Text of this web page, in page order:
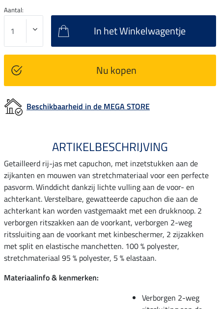
Aantal:
In het Winkelwagentje
Nu kopen
Beschikbaarheid in de MEGA STORE
ARTIKELBESCHRIJVING
Getailleerd rij-jas met capuchon, met inzetstukken aan de
zijkanten en mouwen van stretchmateriaal voor een perfecte
pasvorm. Winddicht dankzij lichte vulling aan de voor- en
achterkant. Verstelbare, gewatteerde capuchon die aan de
achterkant kan worden vastgemaakt met een drukknoop. 2
verborgen ritszakken aan de voorkant, verborgen 2-weg
ritssluiting aan de voorkant met kinbeschermer, 2 zijzakken
met split en elastische manchetten. 100 % polyester,
stretchmateriaal 95 % polyester, 5 % elastaan.
Materiaalinfo & kenmerken:
Verborgen 2-weg